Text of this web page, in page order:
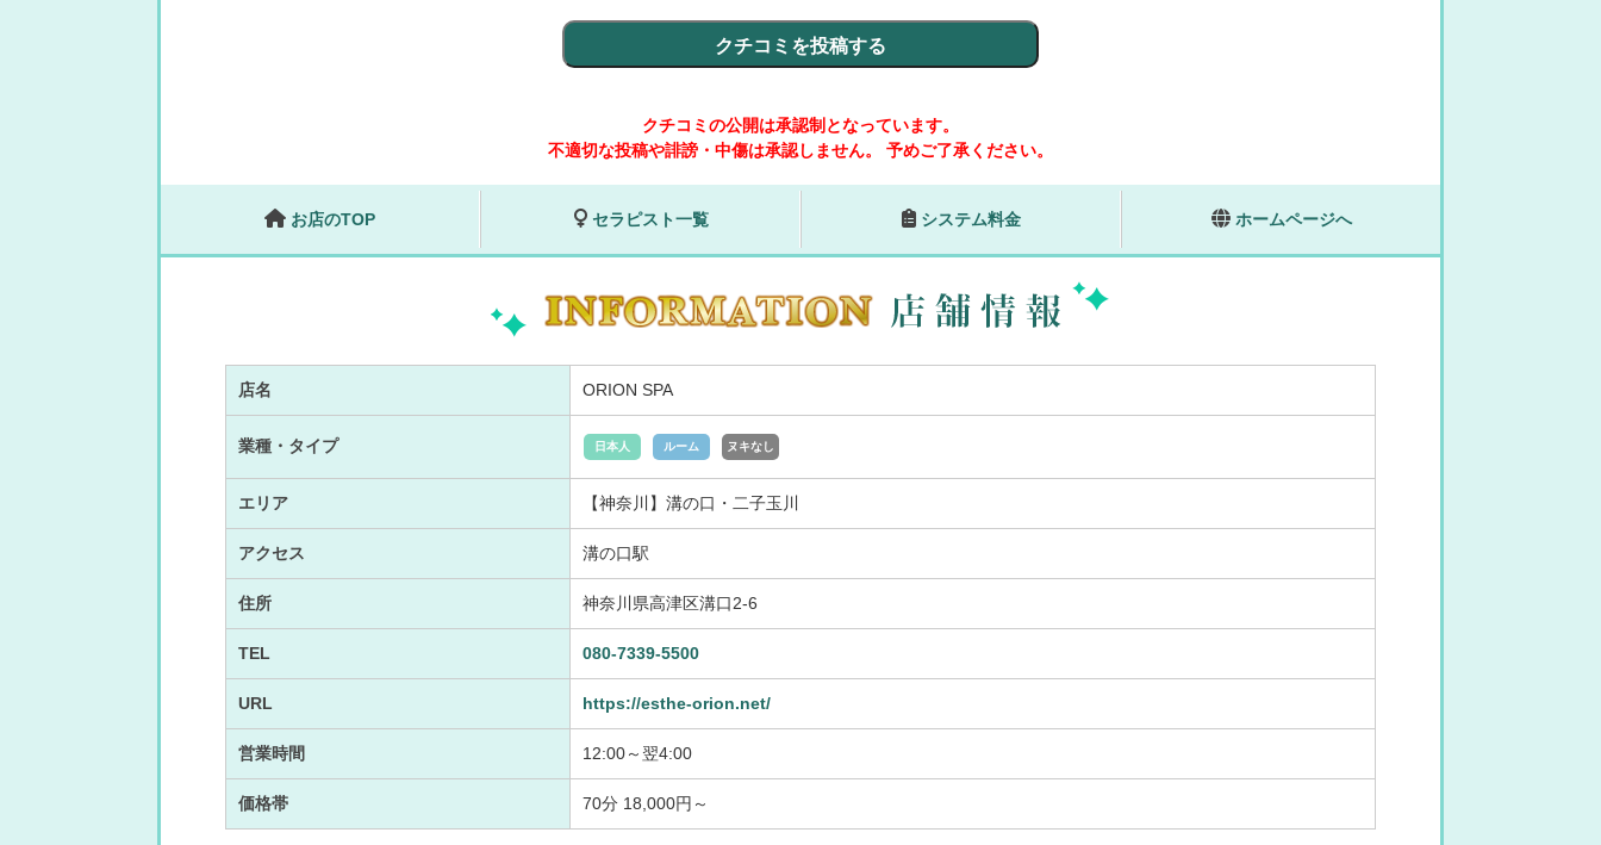
クチコミの公開は承認制となっています。
不適切な投稿や誹謗・中傷は承認しません。
予めご了承ください。
お店のTOP セラピスト一覧 システム料金 ホームページへ
店名 ORION SPA
業種・タイプ 日本人 ルーム ヌキなし
エリア 【神奈川】溝の口・二子玉川
アクセス 溝の口駅
住所 神奈川県高津区溝口2-6
TEL 080-7339-5500
URL https://esthe-orion.net/
営業時間 12:00～翌4:00
価格帯 70分 18,000円～